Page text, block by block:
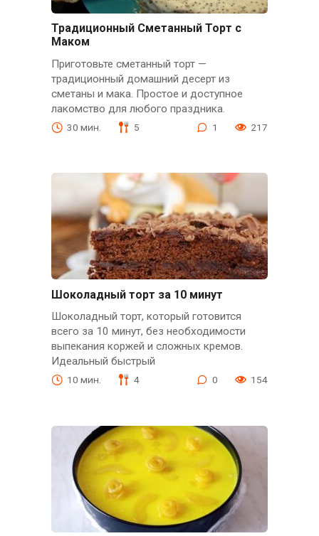
Традиционный Сметанный Торт с
Маком
Приготовьте сметанный торт —
традиционный домашний десерт из
сметаны и мака. Простое и доступное
лакомство для любого праздника.
30 мин. 5 1 217
Шоколадный торт за 10 минут
Шоколадный торт, который готовится
всего за 10 минут, без необходимости
выпекания коржей и сложных кремов.
Идеальный быстрый
10 мин. 4 0 154